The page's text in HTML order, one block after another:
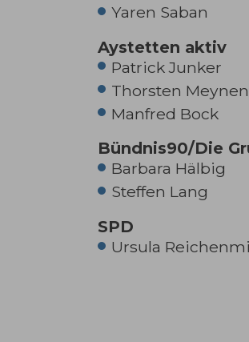
Yaren Saban
Aystetten aktiv
Patrick Junker
Thorsten Meynen
Manfred Bock
Bündnis90/Die
Barbara Hälbig
Steffen Lang
SPD
Ursula